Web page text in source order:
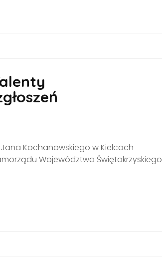
Kochanowskiego w Kielcach
Województwa Świętokrzyskiego